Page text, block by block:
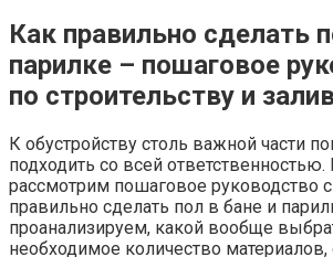
Как правильно сделать
парилке – пошаговое
по строительству и
К обустройству столь важной части
подходить со всей
рассмотрим пошаговое руководство
правильно сделать пол в бане и
проанализируем, какой вообще
необходимое количество